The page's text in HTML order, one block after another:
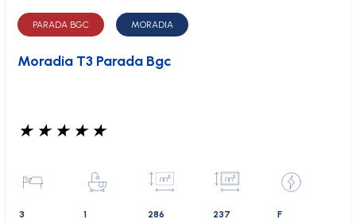
PARADA BGC MORADIA
Moradia T3 Parada Bgc
★ ★ ★ ★ ★
3 1 286 237 F